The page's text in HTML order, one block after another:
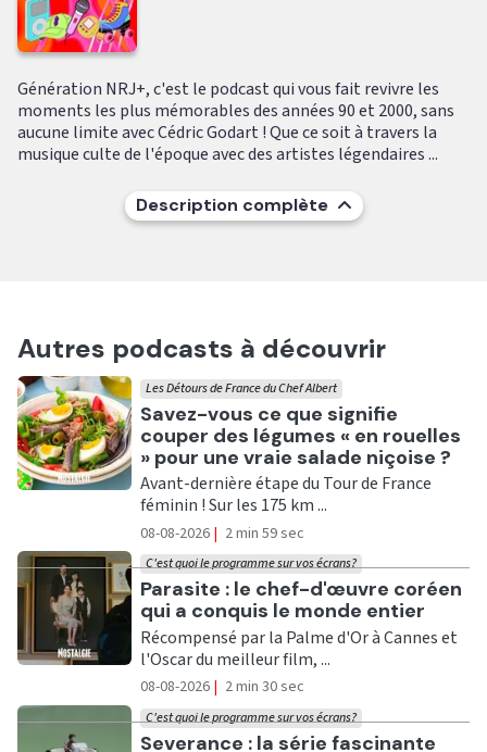
Génération NRJ+, c'est le podcast qui vous fait revivre les
moments les plus mémorables des années 90 et 2000, sans
aucune limite avec Cédric Godart ! Que ce soit à travers la
musique culte de l'époque avec des artistes légendaires ...
Description complète
Autres podcasts à découvrir
Ecouter
Savez-vous ce que signifie
couper des légumes « en rouelles
» pour une vraie salade niçoise ?
Les Détours de France du Chef Albert
Avant-dernière étape du Tour de France
féminin ! Sur les 175 km ...
08-08-2026 | 2 min 59 sec
Ecouter
Parasite : le chef-d'œuvre coréen
qui a conquis le monde entier
C'est quoi le programme sur vos écrans?
Récompensé par la Palme d'Or à Cannes et
l'Oscar du meilleur film, ...
08-08-2026 | 2 min 30 sec
Ecouter
Severance : la série fascinante
C'est quoi le programme sur vos écrans?